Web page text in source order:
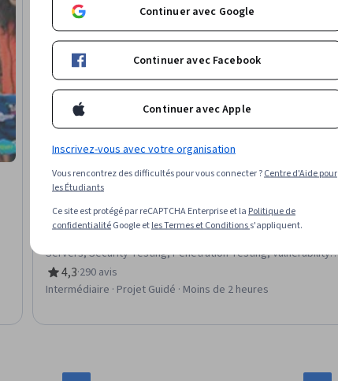
Coursera
Web Application Security Testing with OWASP ZAP
Compétences que vous acquerrez:Open Web Application
Servers, Security Testing, Penetration Testing, Vulnerability
Assessments, Brute-force attacks, Test Tools, Web Scraping
4,3
évaluation, 4,3 sur 5 étoiles
·290 avis
Intermédiaire · Projet Guidé · Moins de 2 heures
Continuer avec Google
Continuer avec Facebook
Continuer avec Apple
Inscrivez-vous avec votre organisation
Vous rencontrez des difficultés pour vous connecter ?Centre d'Aide pour
les Étudiants
Ce site est protégé par reCAPTCHA Enterprise et laPolitique de
confidentialitéGoogle etles Termes et Conditionss'appliquent.